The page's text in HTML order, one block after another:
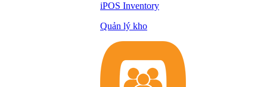
iPOS Inventory
Quản lý kho